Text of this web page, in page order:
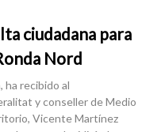
ciudadana para
Nord
ha recibido al
y conseller de Medio
Vicente Martínez